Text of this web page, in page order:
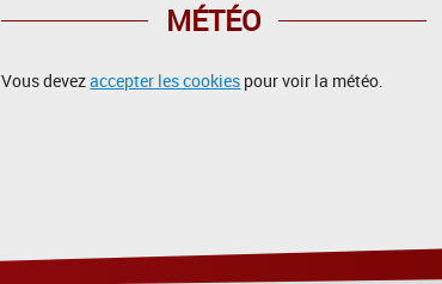
MÉTÉO
Vous devezaccepter les cookies pour voir la météo.